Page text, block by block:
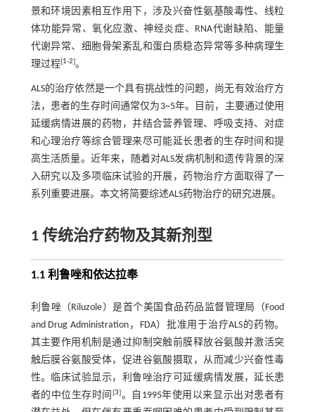
景和环境因素相互作用下，涉及兴奋性氨基酸毒性、线粒
体功能异常、氧化应激、神经炎症、RNA代谢缺陷、能量
代谢异常、细胞骨架紊乱和蛋白质稳态异常等多种病理生
理过程[1-2]。
ALS的治疗依然是一个具有挑战性的问题，尚无有效治疗方
法，患者的生存时间通常仅为3~5年。目前，主要通过使用
延缓病情进展的药物，并结合营养管理、呼吸支持、对症
和心理治疗等综合管理来尽可能延长患者的生存时间和提
高生活质量。近年来，随着对ALS发病机制和遗传背景的深
入研究以及多项临床试验的开展，药物治疗方面取得了一
系列重要进展。本文将简要综述ALS药物治疗的研究进展。
1 传统治疗药物及其新剂型
1.1 利鲁唑和依达拉奉
利鲁唑（Riluzole）是首个美国食品药品监督管理局（Food
and Drug Administration，FDA）批准用于治疗ALS的药物。
其主要作用机制是通过抑制突触前膜释放谷氨酸并激活突
触后膜谷氨酸受体，促进谷氨酸摄取，从而减少兴奋性毒
性。临床试验显示，利鲁唑治疗可延缓病情发展，延长患
者的中位生存时间[3]。自1995年使用以来显示出对患者有